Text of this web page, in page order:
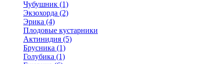
Чубушник (1)
Экзохорда (2)
Эрика (4)
Плодовые кустарники
Актинидия (5)
Брусника (1)
Голубика (1)